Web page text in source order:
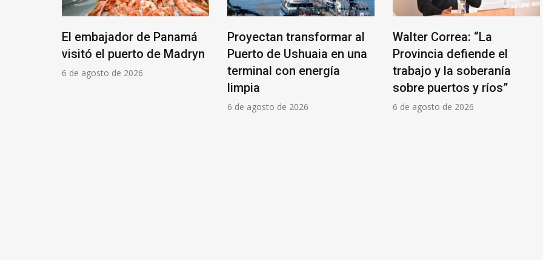
El embajador de Panamá
visitó el puerto de Madryn
6 de agosto de 2026
Proyectan transformar al
Puerto de Ushuaia en una
terminal con energía
limpia
6 de agosto de 2026
Walter Correa: “La
Provincia defiende el
trabajo y la soberanía
sobre puertos y ríos”
6 de agosto de 2026